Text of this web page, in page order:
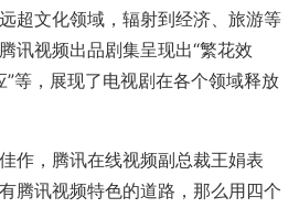
超文化领域，辐射到经济、旅游等
讯视频出品剧集呈现出“繁花效
”等，展现了电视剧在各个领域释放
作，腾讯在线视频副总裁王娟表
腾讯视频特色的道路，那么用四个